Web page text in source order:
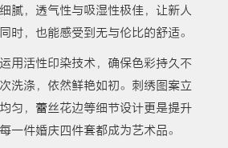
腻，透气性与吸湿性极佳，让新人
时，也能感受到无与伦比的舒适。
用活性印染技术，确保色彩持久不
洗涤，依然鲜艳如初。刺绣图案立
匀，蕾丝花边等细节设计更是提升
一件婚庆四件套都成为艺术品。